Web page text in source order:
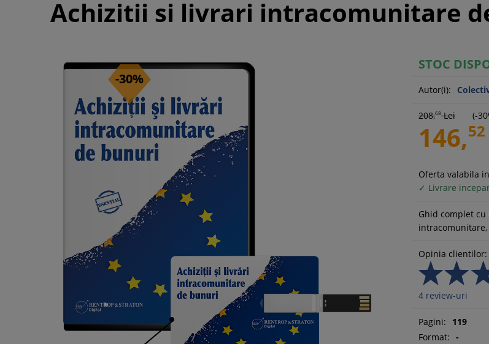
Achizitii si livrari intracomunitare
-30%
STOC
Autor(i):
208,68Lei (-
146,52
Oferta valabila
✓ Livrare
Ghid complet
Opinia clientilor:
4 review-uri
Pagini:
119
Format: -